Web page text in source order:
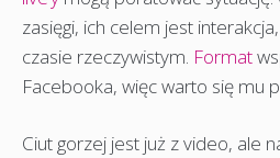
zasięgi, ich celem jest
czasie rzeczywistym. Format
Facebooka, więc warto się mu
Ciut gorzej jest już z video, ale